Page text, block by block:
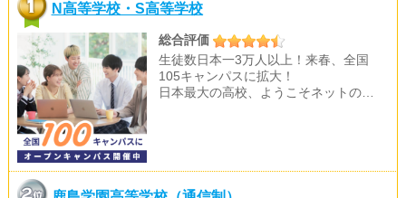
N高等学校・S高等学校
総合評価
生徒数日本一3万人以上！来春、全国
105キャンパスに拡大！
日本最大の高校、ようこそネットの…